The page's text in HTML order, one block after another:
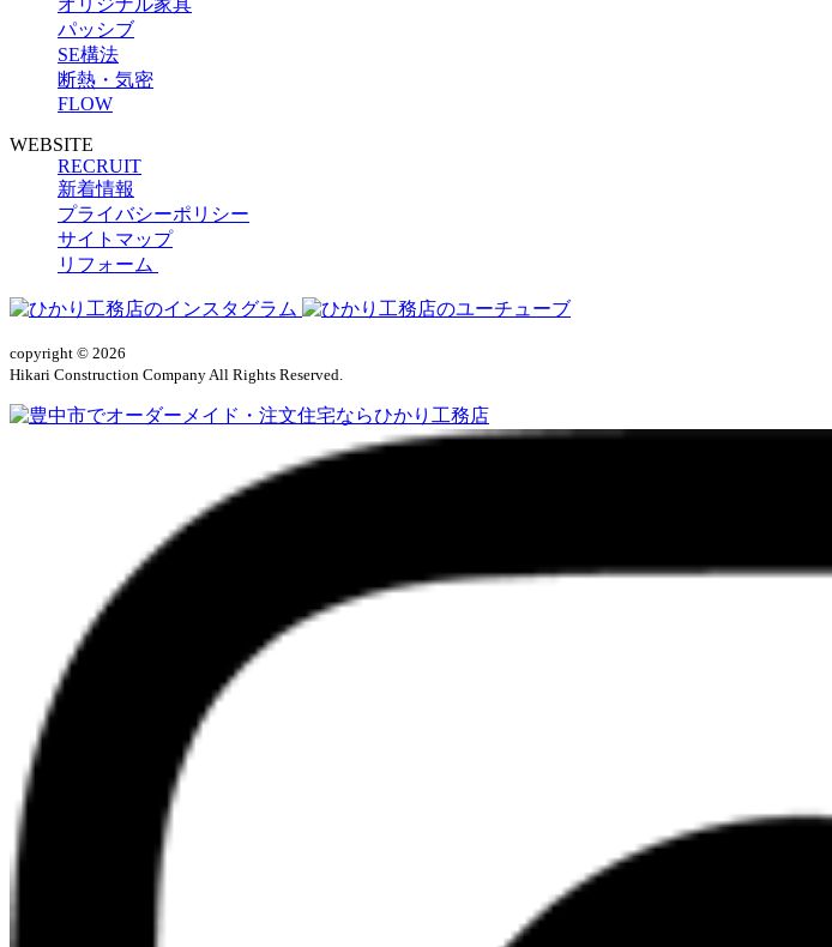
オリジナル家具
パッシブ
SE構法
断熱・気密
FLOW
WEBSITE
RECRUIT
新着情報
プライバシーポリシー
サイトマップ
リフォーム
copyright © 2026
Hikari Construction Company All Rights Reserved.